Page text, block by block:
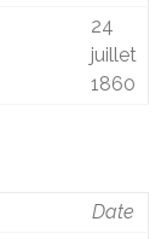
24
juillet
1860
Date